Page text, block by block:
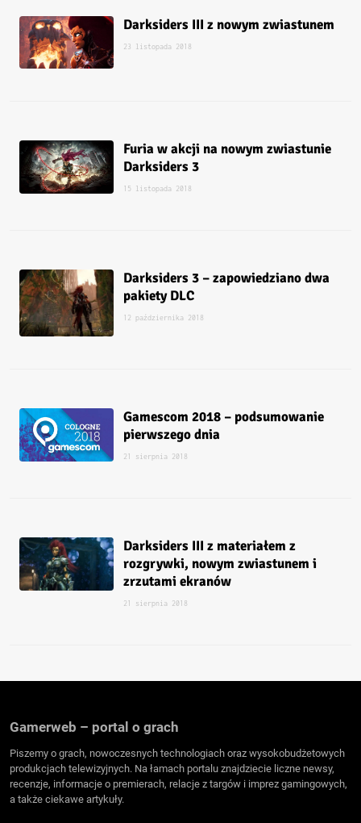
Darksiders III z nowym zwiastunem
23 listopada 2018
Furia w akcji na nowym zwiastunie
Darksiders 3
15 listopada 2018
Darksiders 3 – zapowiedziano dwa
pakiety DLC
12 października 2018
Gamescom 2018 – podsumowanie
pierwszego dnia
21 sierpnia 2018
Darksiders III z materiałem z
rozgrywki, nowym zwiastunem i
zrzutami ekranów
21 sierpnia 2018
Gamerweb – portal o grach
Piszemy o grach, nowoczesnych technologiach oraz wysokobudżetowych
produkcjach telewizyjnych. Na łamach portalu znajdziecie liczne newsy,
recenzje, informacje o premierach, relacje z targów i imprez gamingowych,
a także ciekawe artykuły.